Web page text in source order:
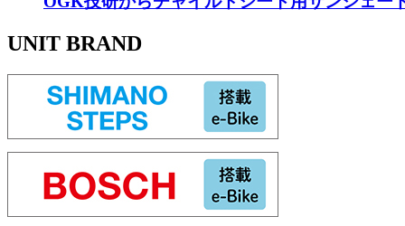
り詳しいことはあとでの質疑応答
る面もある。そこでこの記事ではワ
eバイクとは？
ルーツとなるのは1993年にヤマハ
UNIT BRAND